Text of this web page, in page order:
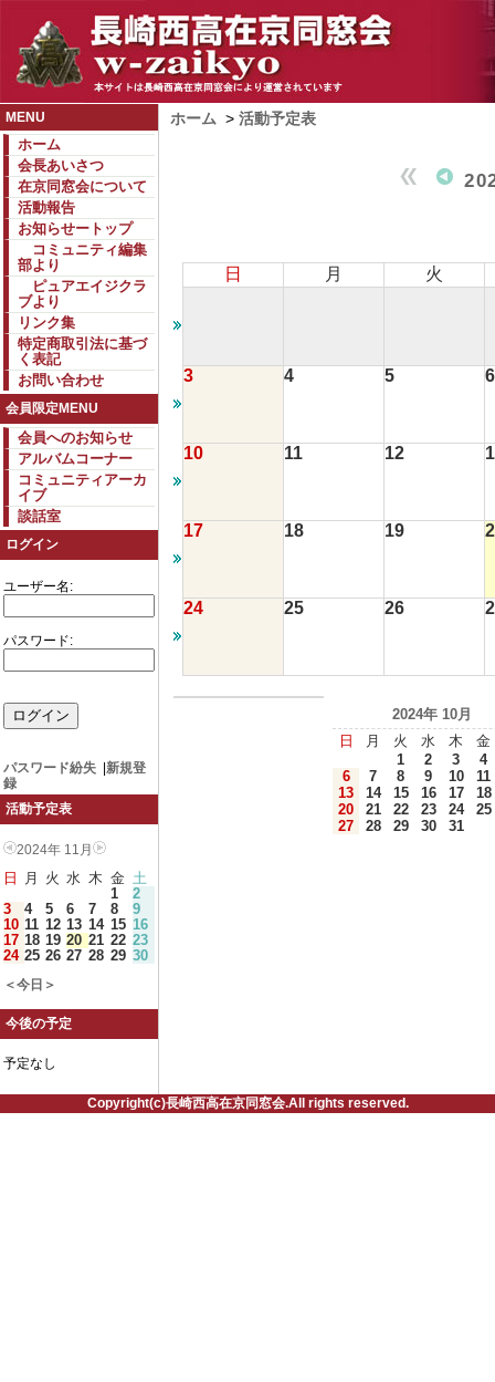
MENU
ホーム
会長あいさつ
在京同窓会について
活動報告
お知らせートップ
コミュニティ編集
部より
ピュアエイジクラ
ブより
リンク集
特定商取引法に基づ
く表記
お問い合わせ
会員限定MENU
会員へのお知らせ
アルバムコーナー
コミュニティアーカ
イブ
談話室
ログイン
ユーザー名:
パスワード:
パスワード紛失
新規登
録
活動予定表
2024年 11月
日 月 火 水 木 金 土
1
2
3
4 5 6 7 8
9
10 11 12 13 14 15 16
17 18 19 20 21 22 23
24 25 26 27 28 29 30
＜今日＞
今後の予定
予定なし
ホーム > 活動予定表
日 月 火
3 4 5 6
10 11 12
17 18 19
24 25 26
2024年 10月
日
月 火 水 木
金
1
2 3
4
6
7 8 9 10
11
13
14 15 16 17
18
20
21 22 23 24
25
27
28 29 30 31
Copyright(c)長崎西高在京同窓会.All rights reserved.